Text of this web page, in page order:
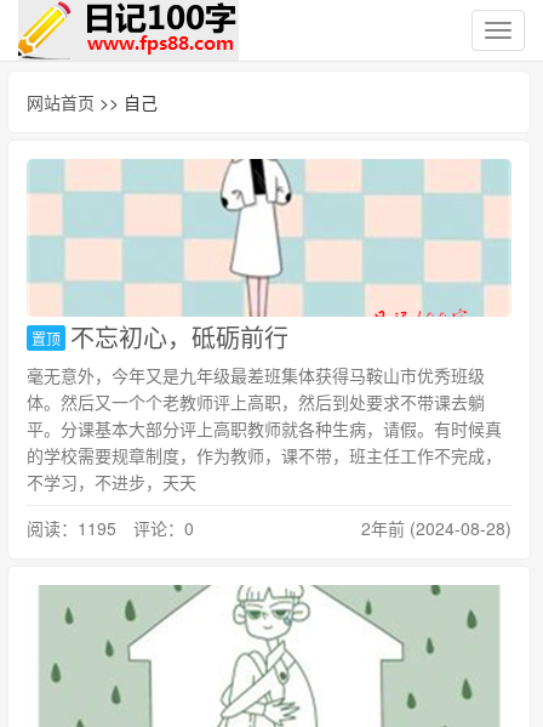
切
换
网站首页 >> 自己
置顶 不忘初心，砥砺前行
毫无意外，今年又是九年级最差班集体获得马鞍山市优秀班级
体。然后又一个个老教师评上高职，然后到处要求不带课去躺
平。分课基本大部分评上高职教师就各种生病，请假。有时候真
的学校需要规章制度，作为教师，课不带，班主任工作不完成，
不学习，不进步，天天
阅读：1195 评论：0
2年前 (2024-08-28)